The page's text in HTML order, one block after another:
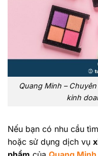
Quang Minh –
kinh
Nếu bạn có nhu cầu
hoặc sử dụng dịch vụ